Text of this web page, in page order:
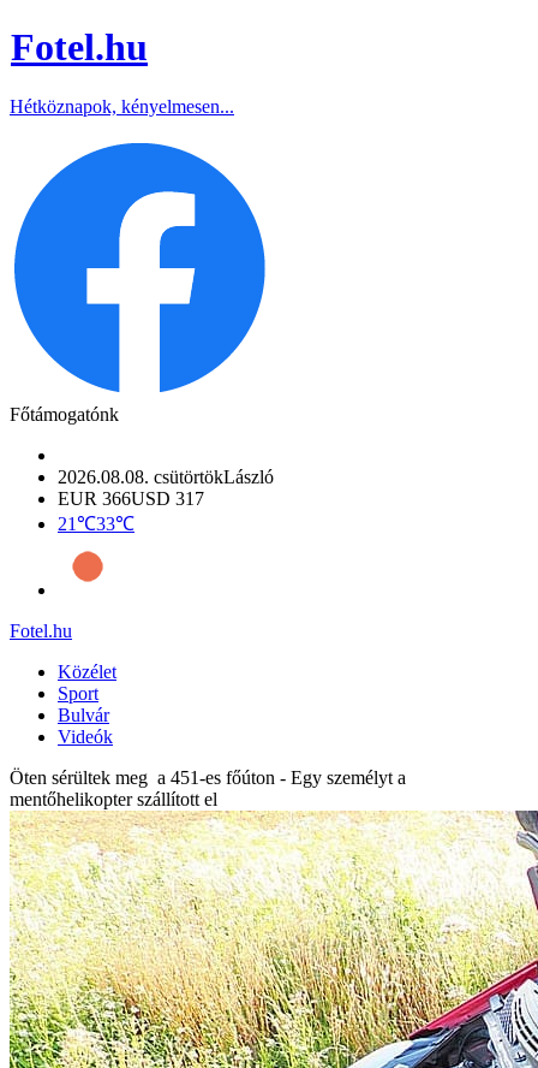
Fotel.hu
Hétköznapok, kényelmesen...
Főtámogatónk
2026.08.08. csütörtökLászló
EUR 366USD 317
21℃33℃
Fotel.hu
Közélet
Sport
Bulvár
Videók
Öten sérültek meg a 451-es főúton - Egy személyt a
mentőhelikopter szállított el